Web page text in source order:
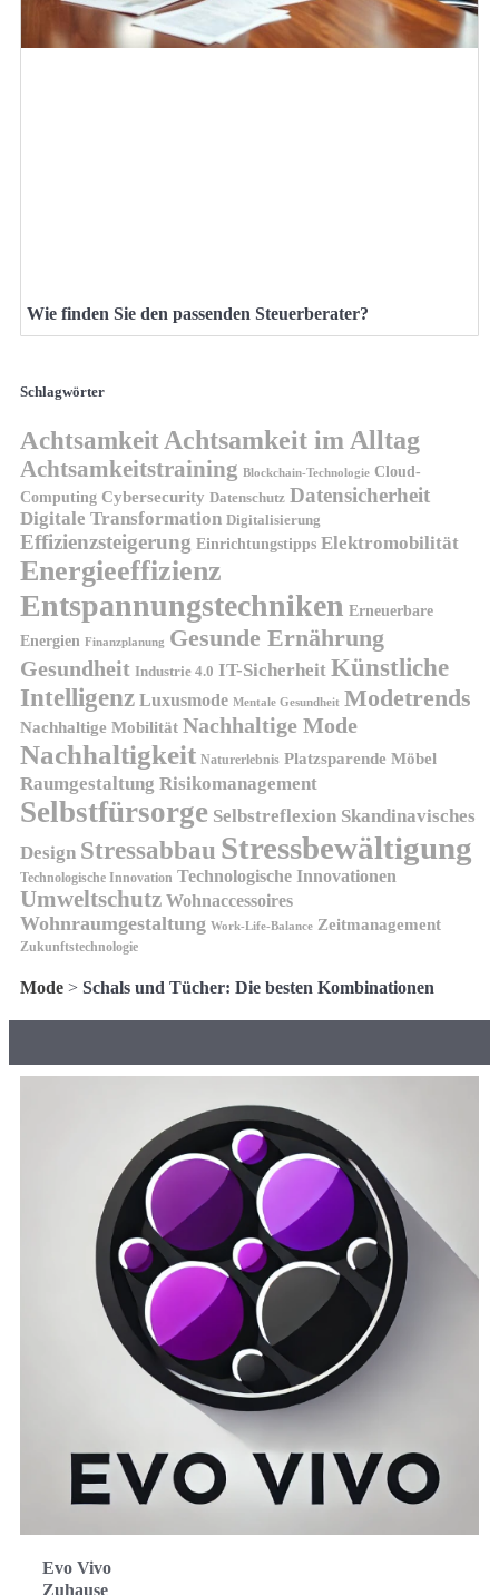
Wie finden Sie den passenden Steuerberater?
Schlagwörter
AchtsamkeitAchtsamkeit im Alltag
Achtsamkeitstraining Blockchain-Technologie Cloud-
Computing Cybersecurity Datenschutz Datensicherheit
Digitale Transformation Digitalisierung
Effizienzsteigerung Einrichtungstipps Elektromobilität
Energieeffizienz
Entspannungstechniken Erneuerbare
Energien Finanzplanung Gesunde Ernährung
Gesundheit Industrie 4.0 IT-Sicherheit Künstliche
Intelligenz Luxusmode Mentale Gesundheit Modetrends
Nachhaltige Mobilität Nachhaltige Mode
Nachhaltigkeit Naturerlebnis Platzsparende Möbel
Raumgestaltung Risikomanagement
Selbstfürsorge Selbstreflexion Skandinavisches
Design Stressabbau Stressbewältigung
Technologische Innovation Technologische Innovationen
Umweltschutz Wohnaccessoires
Wohnraumgestaltung Work-Life-Balance Zeitmanagement
Zukunftstechnologie
Mode > Schals und Tücher: Die besten Kombinationen
Evo Vivo
Zuhause